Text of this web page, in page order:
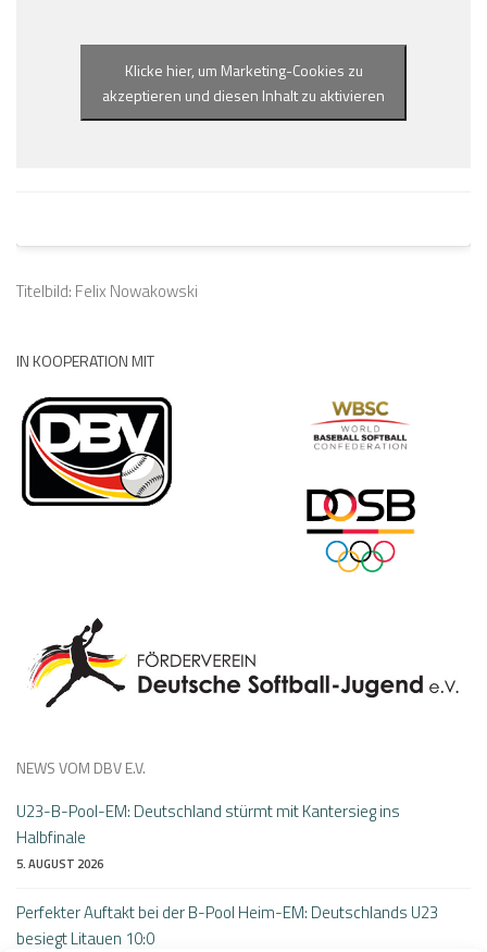
Klicke hier, um Marketing-Cookies zu
akzeptieren und diesen Inhalt zu aktivieren
Titelbild: Felix Nowakowski
IN KOOPERATION MIT
NEWS VOM DBV E.V.
U23-B-Pool-EM: Deutschland stürmt mit Kantersieg ins
Halbfinale
5. AUGUST 2026
Perfekter Auftakt bei der B-Pool Heim-EM: Deutschlands U23
besiegt Litauen 10:0